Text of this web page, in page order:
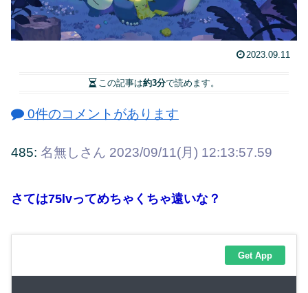
2023.09.11
この記事は約3分で読めます。
0件のコメントがあります
485: 名無しさん 2023/09/11(月) 12:13:57.59
さては75lvってめちゃくちゃ遠いな？